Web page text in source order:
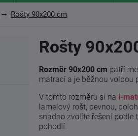
Rošty 90x200 cm
Rošty
Rozměr 90x200 cm patří
matrací a je běžnou volbou
V tomto rozměru si na i-
lamelový rošt, pevnou,
snadno zvolíte řešení podle
pohodlí.